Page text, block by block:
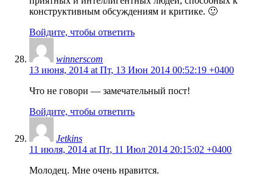
конструктивным обсуждениям и критике. 🙂
Войдите, чтобы ответить
winnerscom
13 июня, 2014 at Пт, 13 Июн 2014 00:52:19 +0400
Что не говори — замечательный пост!
Войдите, чтобы ответить
Jetkins
11 июля, 2014 at Пт, 11 Июл 2014 20:15:02 +0400
Молодец. Мне очень нравится.